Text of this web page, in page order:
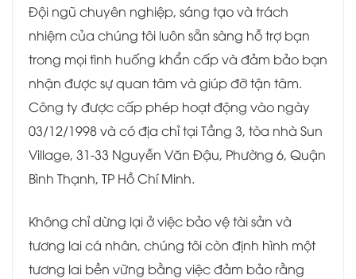
Đội ngũ chuyên nghiệp, sáng tạo và trách
nhiệm của chúng tôi luôn sẵn sàng hỗ trợ bạn
trong mọi tình huống khẩn cấp và đảm bảo bạn
nhận được sự quan tâm và giúp đỡ tận tâm.
Công ty được cấp phép hoạt động vào ngày
03/12/1998 và có địa chỉ tại Tầng 3, tòa nhà Sun
Village, 31-33 Nguyễn Văn Đậu, Phường 6, Quận
Bình Thạnh, TP Hồ Chí Minh.
Không chỉ dừng lại ở việc bảo vệ tài sản và
tương lai cá nhân, chúng tôi còn định hình một
tương lai bền vững bằng việc đảm bảo rằng